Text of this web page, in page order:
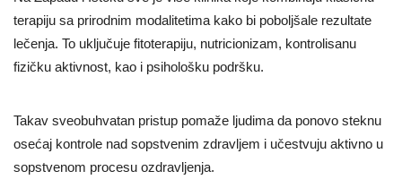
terapiju sa prirodnim modalitetima kako bi poboljšale rezultate
lečenja. To uključuje fitoterapiju, nutricionizam, kontrolisanu
fizičku aktivnost, kao i psihološku podršku.
Takav sveobuhvatan pristup pomaže ljudima da ponovo steknu
osećaj kontrole nad sopstvenim zdravljem i učestvuju aktivno u
sopstvenom procesu ozdravljenja.